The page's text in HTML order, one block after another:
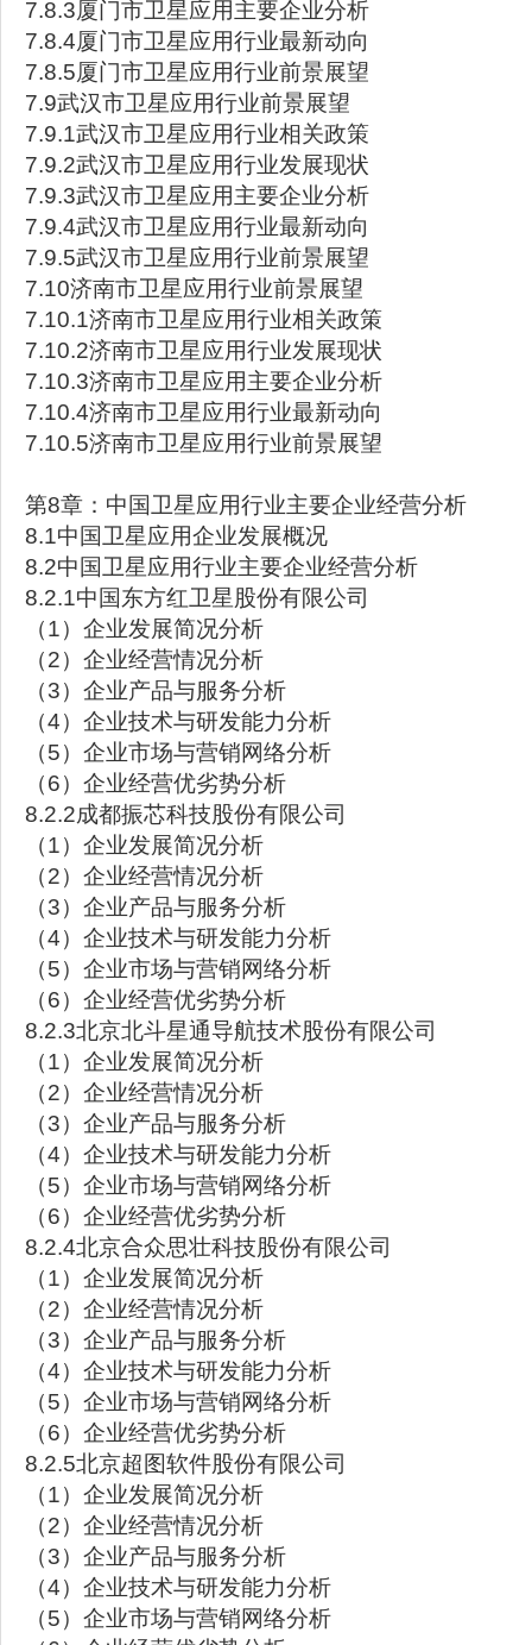
7.8.3厦门市卫星应用主要企业分析
7.8.4厦门市卫星应用行业最新动向
7.8.5厦门市卫星应用行业前景展望
7.9武汉市卫星应用行业前景展望
7.9.1武汉市卫星应用行业相关政策
7.9.2武汉市卫星应用行业发展现状
7.9.3武汉市卫星应用主要企业分析
7.9.4武汉市卫星应用行业最新动向
7.9.5武汉市卫星应用行业前景展望
7.10济南市卫星应用行业前景展望
7.10.1济南市卫星应用行业相关政策
7.10.2济南市卫星应用行业发展现状
7.10.3济南市卫星应用主要企业分析
7.10.4济南市卫星应用行业最新动向
7.10.5济南市卫星应用行业前景展望
第8章：中国卫星应用行业主要企业经营分析
8.1中国卫星应用企业发展概况
8.2中国卫星应用行业主要企业经营分析
8.2.1中国东方红卫星股份有限公司
（1）企业发展简况分析
（2）企业经营情况分析
（3）企业产品与服务分析
（4）企业技术与研发能力分析
（5）企业市场与营销网络分析
（6）企业经营优劣势分析
8.2.2成都振芯科技股份有限公司
（1）企业发展简况分析
（2）企业经营情况分析
（3）企业产品与服务分析
（4）企业技术与研发能力分析
（5）企业市场与营销网络分析
（6）企业经营优劣势分析
8.2.3北京北斗星通导航技术股份有限公司
（1）企业发展简况分析
（2）企业经营情况分析
（3）企业产品与服务分析
（4）企业技术与研发能力分析
（5）企业市场与营销网络分析
（6）企业经营优劣势分析
8.2.4北京合众思壮科技股份有限公司
（1）企业发展简况分析
（2）企业经营情况分析
（3）企业产品与服务分析
（4）企业技术与研发能力分析
（5）企业市场与营销网络分析
（6）企业经营优劣势分析
8.2.5北京超图软件股份有限公司
（1）企业发展简况分析
（2）企业经营情况分析
（3）企业产品与服务分析
（4）企业技术与研发能力分析
（5）企业市场与营销网络分析